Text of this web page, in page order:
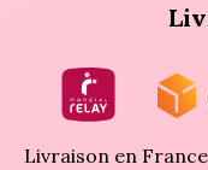
Livraison en